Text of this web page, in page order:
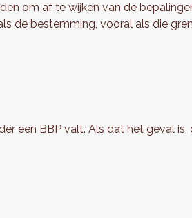
om af te wijken van de
de bestemming, vooral als die
een BBP valt. Als dat het geval